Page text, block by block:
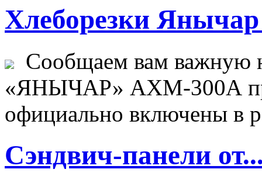
Хлеборезки Янычар
Сообщаем вам важную
«ЯНЫЧАР» АХМ-300А
официально включены в
Сэндвич-панели